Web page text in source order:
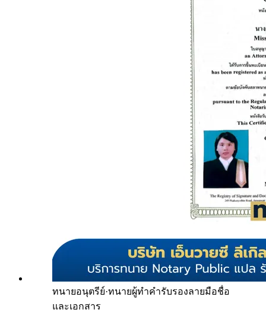
ทนายอนุตรีย์·ทนายผู้ทำคำรับรองลายมือชื่อ
และเอกสาร